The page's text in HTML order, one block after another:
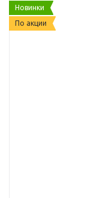
Новинки
По акции